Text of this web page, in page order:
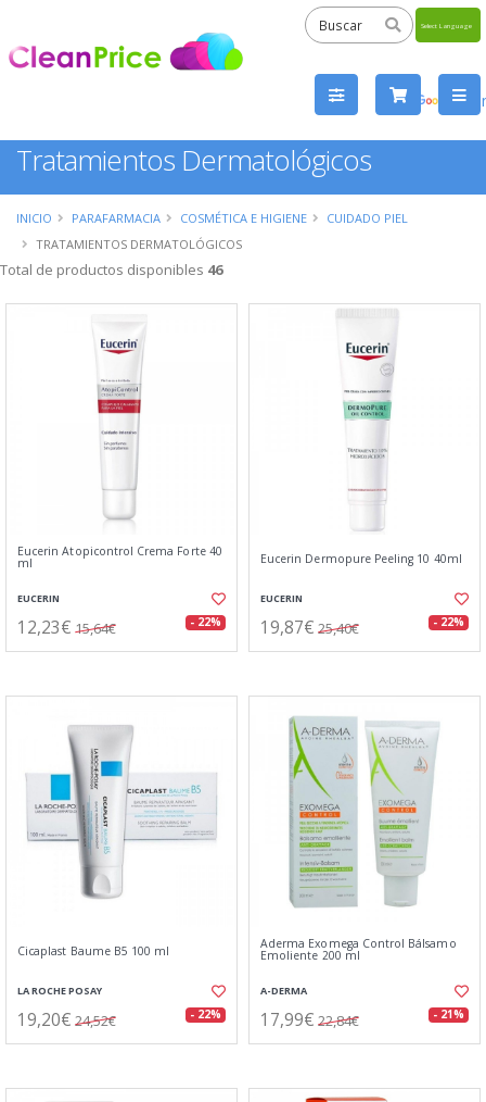
by
Tratamientos Dermatológicos
INICIO PARAFARMACIA COSMÉTICA E HIGIENE
CUIDADO PIEL
TRATAMIENTOS DERMATOLÓGICOS
Total de productos disponibles 46
Eucerin Atopicontrol Crema Forte 40
ml
EUCERIN
12,23€ 15,64€ - 22%
Eucerin Dermopure Peeling 10 40ml
EUCERIN
19,87€ 25,40€ - 22%
Cicaplast Baume B5 100 ml
LA ROCHE POSAY
19,20€ 24,52€ - 22%
Aderma Exomega Control Bálsamo
Emoliente 200 ml
A-DERMA
17,99€ 22,84€ - 21%